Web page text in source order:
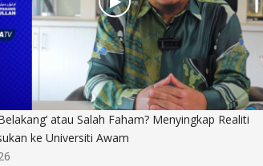
atau Salah Faham? Menyingkap Realiti
ke Universiti Awam